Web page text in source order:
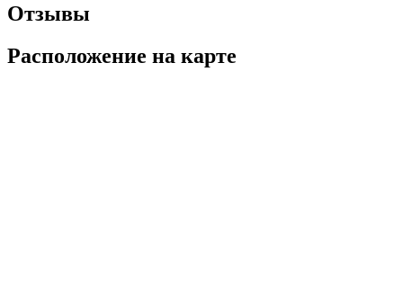
Отзывы
Расположение на карте